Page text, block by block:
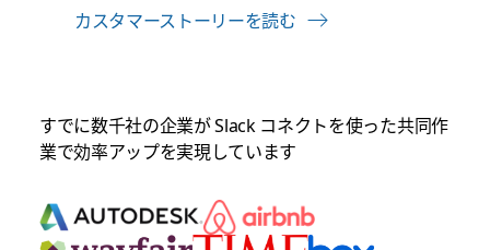
カスタマーストーリーを読む
すでに数千社の企業が Slack コネクトを使った共同作
業で効率アップを実現しています